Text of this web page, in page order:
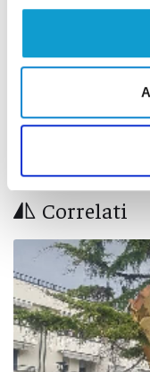
Correlati